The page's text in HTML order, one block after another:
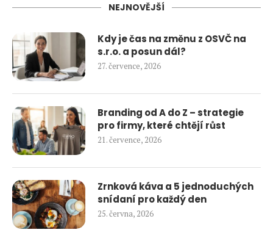
NEJNOVĚJŠÍ
Kdy je čas na změnu z OSVČ na
s.r.o. a posun dál?
27. července, 2026
Branding od A do Z – strategie
pro firmy, které chtějí růst
21. července, 2026
Zrnková káva a 5 jednoduchých
snídaní pro každý den
25. června, 2026